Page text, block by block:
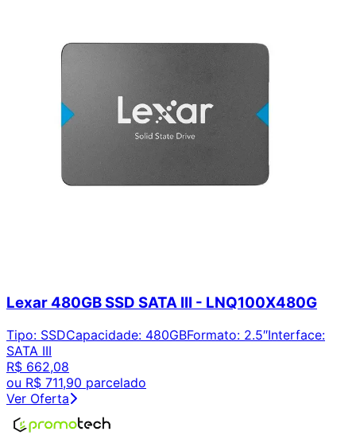
Lexar 480GB SSD SATA III - LNQ100X480G
Tipo: SSDCapacidade: 480GBFormato: 2.5″Interface:
SATA III
R$ 662,08
ou R$ 711,90 parcelado
Ver Oferta